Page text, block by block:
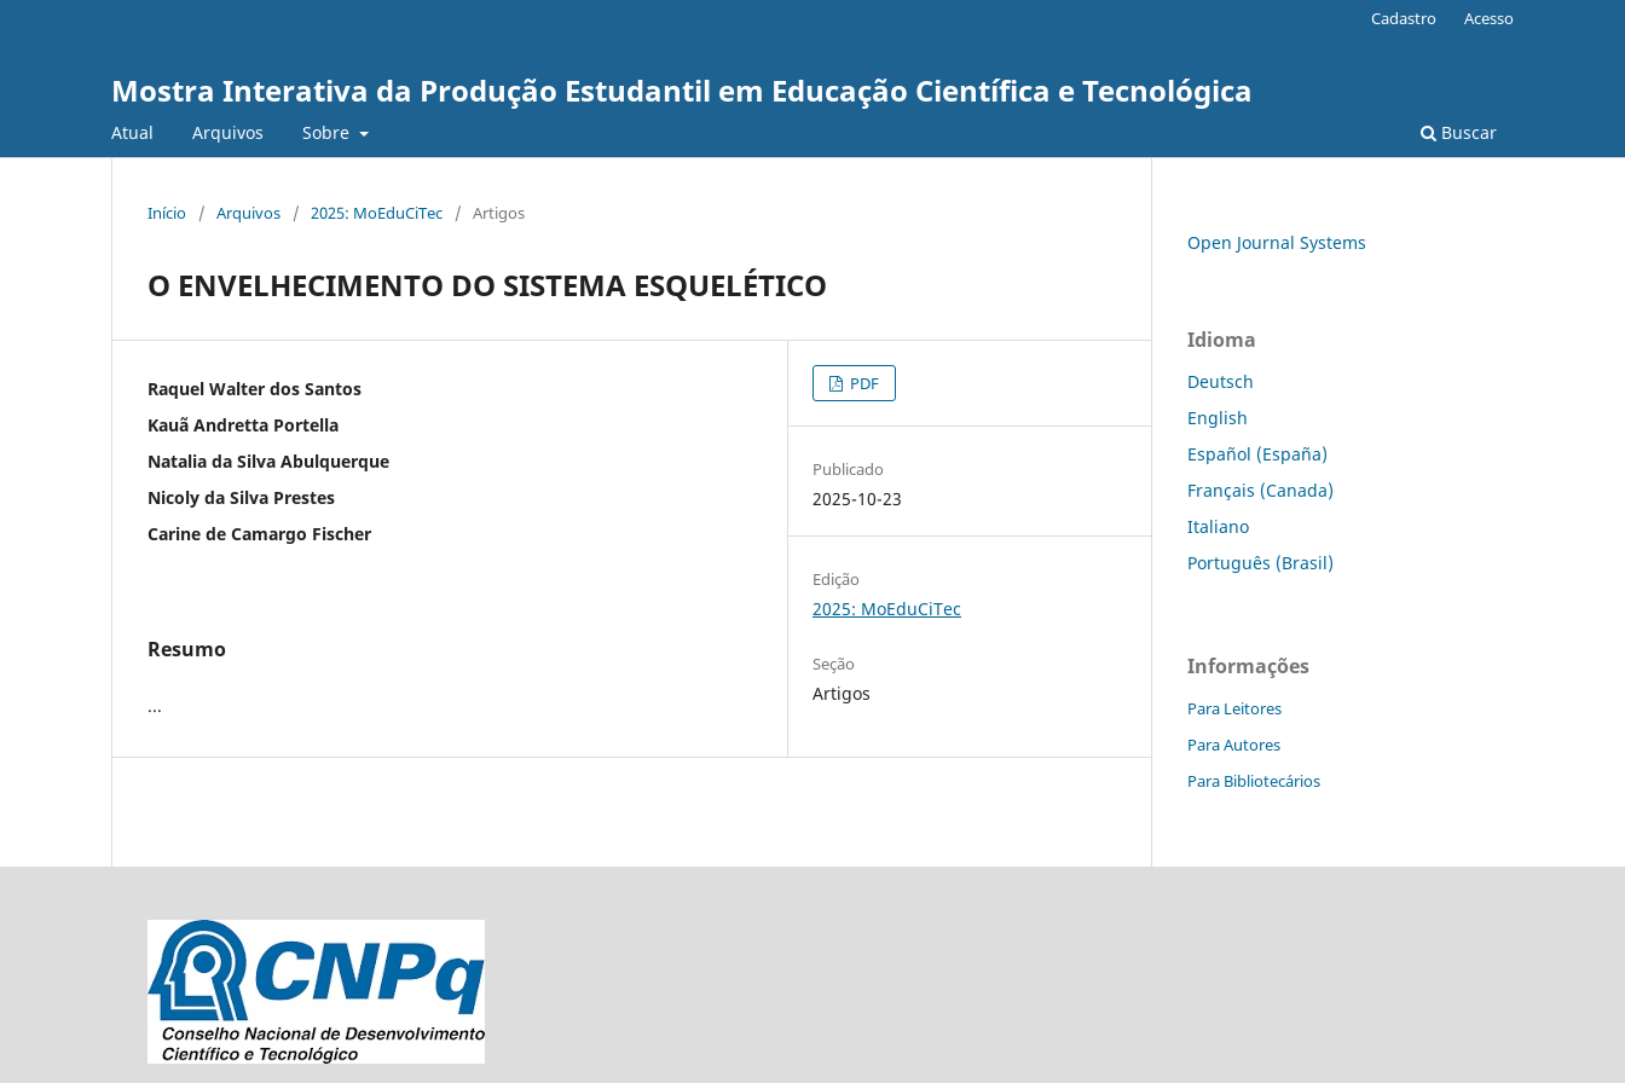
Mostra Interativa da Produção Estudantil em Educação Científica e Tecnológica
Atual Arquivos Sobre Buscar
Cadastro Acesso
Início / Arquivos / 2025: MoEduCiTec / Artigos
O ENVELHECIMENTO DO SISTEMA ESQUELÉTICO
Raquel Walter dos Santos
Kauã Andretta Portella
Natalia da Silva Abulquerque
Nicoly da Silva Prestes
Carine de Camargo Fischer
Resumo
...
PDF
Publicado
2025-10-23
Edição
2025: MoEduCiTec
Seção
Artigos
Open Journal Systems
Idioma
Deutsch
English
Español (España)
Français (Canada)
Italiano
Português (Brasil)
Informações
Para Leitores
Para Autores
Para Bibliotecários